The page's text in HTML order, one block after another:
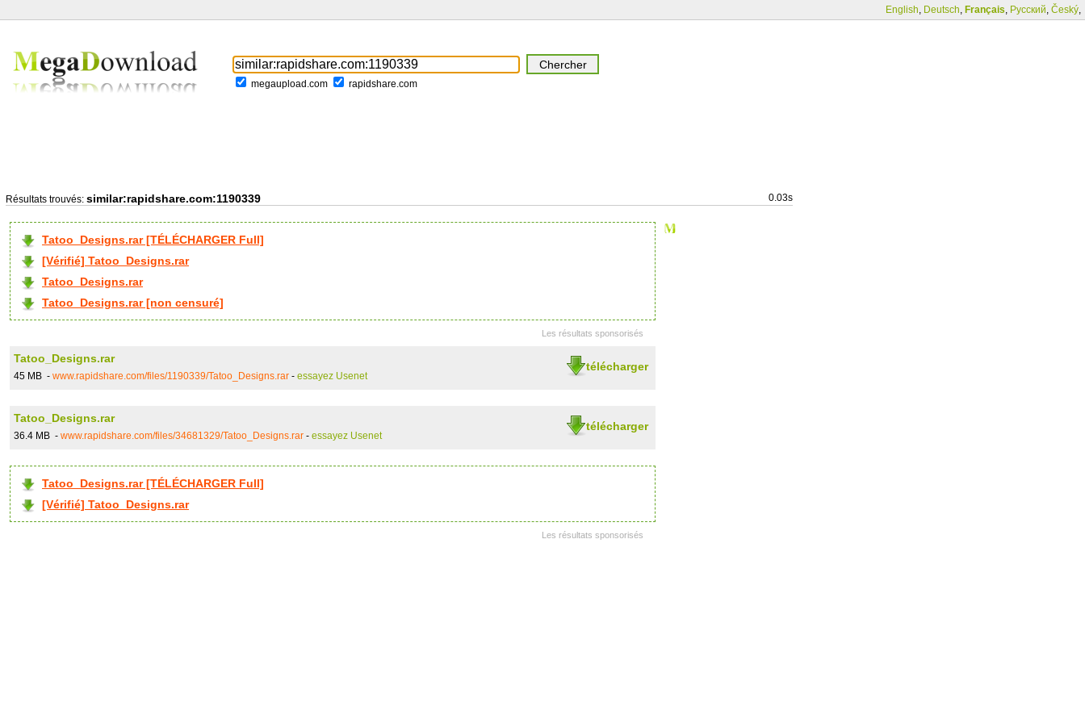
English, Deutsch, Français, Русский, Český,
megaupload.com rapidshare.com
Résultats trouvés: similar:rapidshare.com:1190339 0.03s
Tatoo_Designs.rar [TÉLÉCHARGER Full]
[Vérifié] Tatoo_Designs.rar
Tatoo_Designs.rar
Tatoo_Designs.rar [non censuré]
Les résultats sponsorisés
télécharger
Tatoo_Designs.rar
45 MB - www.rapidshare.com/files/1190339/Tatoo_Designs.rar - essayez Usenet
télécharger
Tatoo_Designs.rar
36.4 MB - www.rapidshare.com/files/34681329/Tatoo_Designs.rar - essayez Usenet
Tatoo_Designs.rar [TÉLÉCHARGER Full]
[Vérifié] Tatoo_Designs.rar
Les résultats sponsorisés